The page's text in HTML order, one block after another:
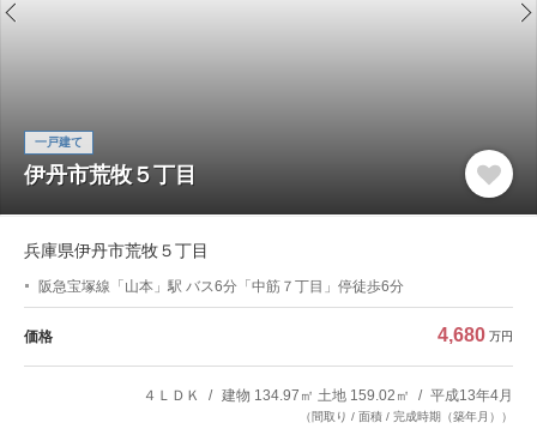
一戸建て
伊丹市荒牧５丁目
兵庫県伊丹市荒牧５丁目
阪急宝塚線「山本」駅 バス6分「中筋７丁目」停徒歩6分
価格 4,680 万円
４ＬＤＫ 建物 134.97㎡ 土地 159.02㎡ 平成13年4月
（間取り / 面積 / 完成時期（築年月））